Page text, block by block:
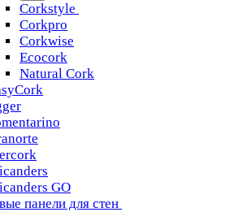
Corkstyle
Corkpro
Corkwise
Ecocork
Natural Cork
GO
панели для стен